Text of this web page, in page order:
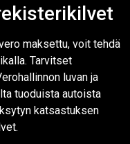
maksettu, voit tehdä
Tarvitset
luvan ja
tuoduista autoista
katsastuksen